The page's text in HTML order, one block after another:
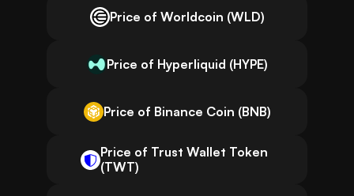
Price of Worldcoin (WLD)
Price of Hyperliquid (HYPE)
Price of Binance Coin (BNB)
Price of Trust Wallet Token
(TWT)